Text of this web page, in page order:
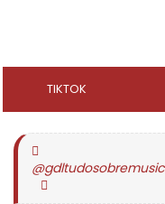
TIKTOK
@gdltudosobremusic